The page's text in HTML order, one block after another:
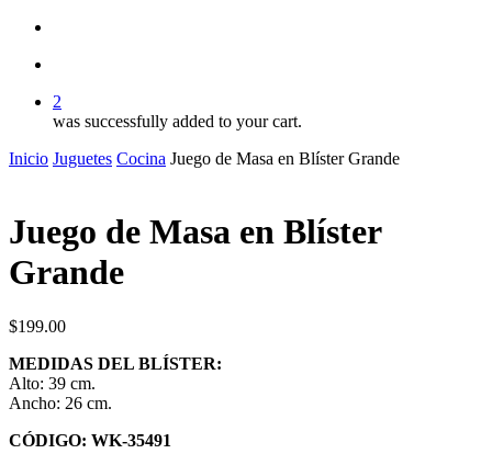
2
was successfully added to your cart.
Inicio Juguetes Cocina Juego de Masa en Blíster Grande
Juego de Masa en Blíster
Grande
$199.00
MEDIDAS DEL BLÍSTER:
Alto: 39 cm.
Ancho: 26 cm.
CÓDIGO: WK-35491